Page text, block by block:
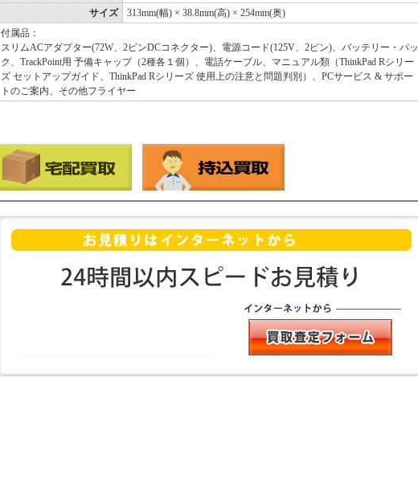
サイズ
313mm(幅) × 38.8mm(高) × 254mm(奥)
付属品：
スリムACアダプター(72W、2ピンDCコネクター)、電源コード(125V、2ピン)、バッテリー・パッ
ク、TrackPoint用 予備キャップ（2種各１個）、電話ケーブル、マニュアル類（ThinkPad Rシリー
ズ セットアップガイド、ThinkPad Rシリーズ 使用上の注意と問題判別）、PCサービス & サポー
トのご案内、その他フライヤー